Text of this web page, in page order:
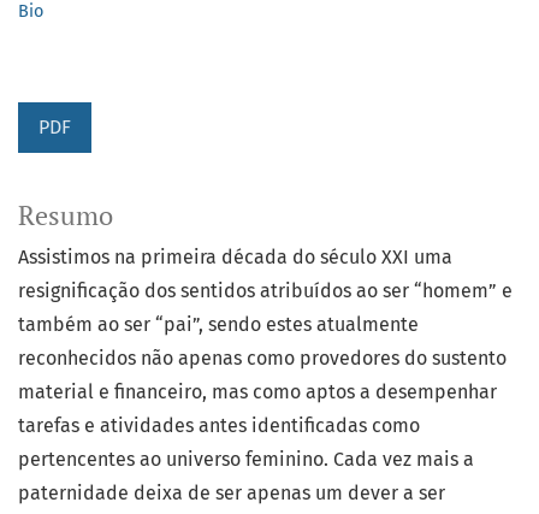
Bio
PDF
Resumo
Assistimos na primeira década do século XXI uma
resignificação dos sentidos atribuídos ao ser “homem” e
também ao ser “pai”, sendo estes atualmente
reconhecidos não apenas como provedores do sustento
material e financeiro, mas como aptos a desempenhar
tarefas e atividades antes identificadas como
pertencentes ao universo feminino. Cada vez mais a
paternidade deixa de ser apenas um dever a ser